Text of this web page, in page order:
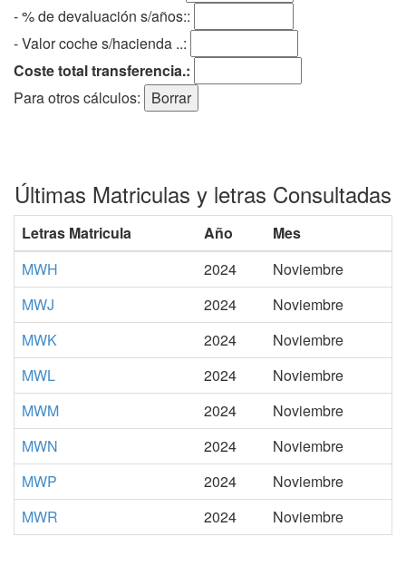
- % de devaluación s/años::
- Valor coche s/hacienda ..:
Coste total transferencia.:
Para otros cálculos:
Últimas Matriculas y letras Consultadas
Letras Matricula Año
Mes
MWH
2024
Noviembre
MWJ
2024
Noviembre
MWK
2024
Noviembre
MWL
2024
Noviembre
MWM
2024
Noviembre
MWN
2024
Noviembre
MWP
2024
Noviembre
MWR
2024 Noviembre